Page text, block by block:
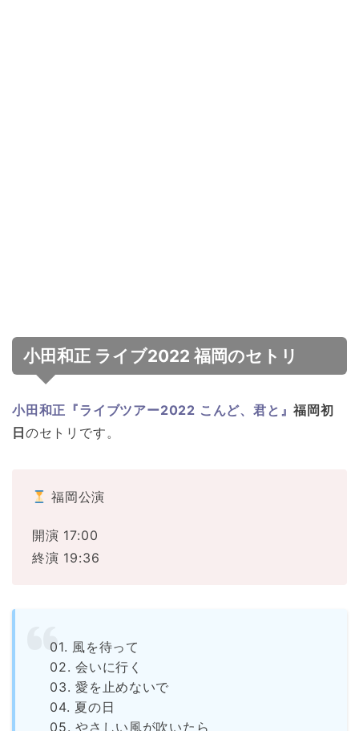
小田和正 ライブ2022 福岡のセトリ
小田和正『ライブツアー2022 こんど、君と』福岡初
日のセトリです。
福岡公演
開演 17:00
終演 19:36
01. 風を待って
02. 会いに行く
03. 愛を止めないで
04. 夏の日
05. やさしい風が吹いたら